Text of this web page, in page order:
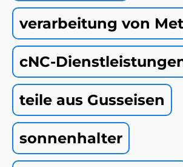
verarbeitung von
cNC-
teile aus Gusseisen
sonnenhalter